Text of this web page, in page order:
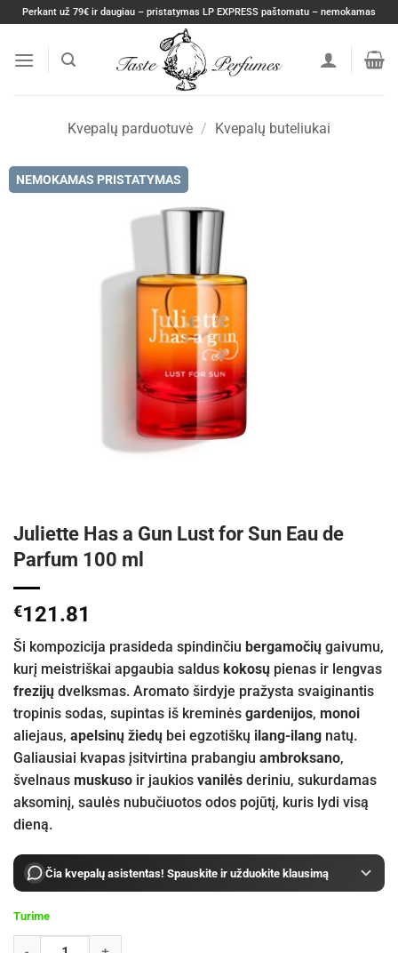
Skip
content
Perkant už 79€ ir daugiau – pristatymas LP EXPRESS paštomatu – nemokamas
Kvepalų parduotuvė / Kvepalų buteliukai
NEMOKAMAS PRISTATYMAS
Juliette Has a Gun Lust for Sun Eau de
Parfum 100 ml
€121.81
Ši kompozicija prasideda spindinčiu bergamočių gaivumu,
kurį meistriškai apgaubia saldus kokosų pienas ir lengvas
frezijų dvelksmas. Aromato širdyje pražysta svaiginantis
tropinis sodas, supintas iš kreminės gardenijos, monoi
aliejaus, apelsinų žiedų bei egzotiškų ilang-ilang natų.
Galiausiai kvapas įsitvirtina prabangiu ambroksano,
švelnaus muskuso ir jaukios vanilės deriniu, sukurdamas
aksominį, saulės nubučiuotos odos pojūtį, kuris lydi visą
dieną.
Čia kvepalų asistentas! Spauskite ir užduokite klausimą
Turime
produkto kiekis: Juliette Has a Gun Lust for Sun Eau de Parfum 100